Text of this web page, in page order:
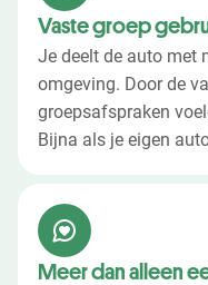
Vaste groep
Je deelt de auto met
omgeving. Door de
groepsafspraken
Bijna als je eigen
Meer dan alleen